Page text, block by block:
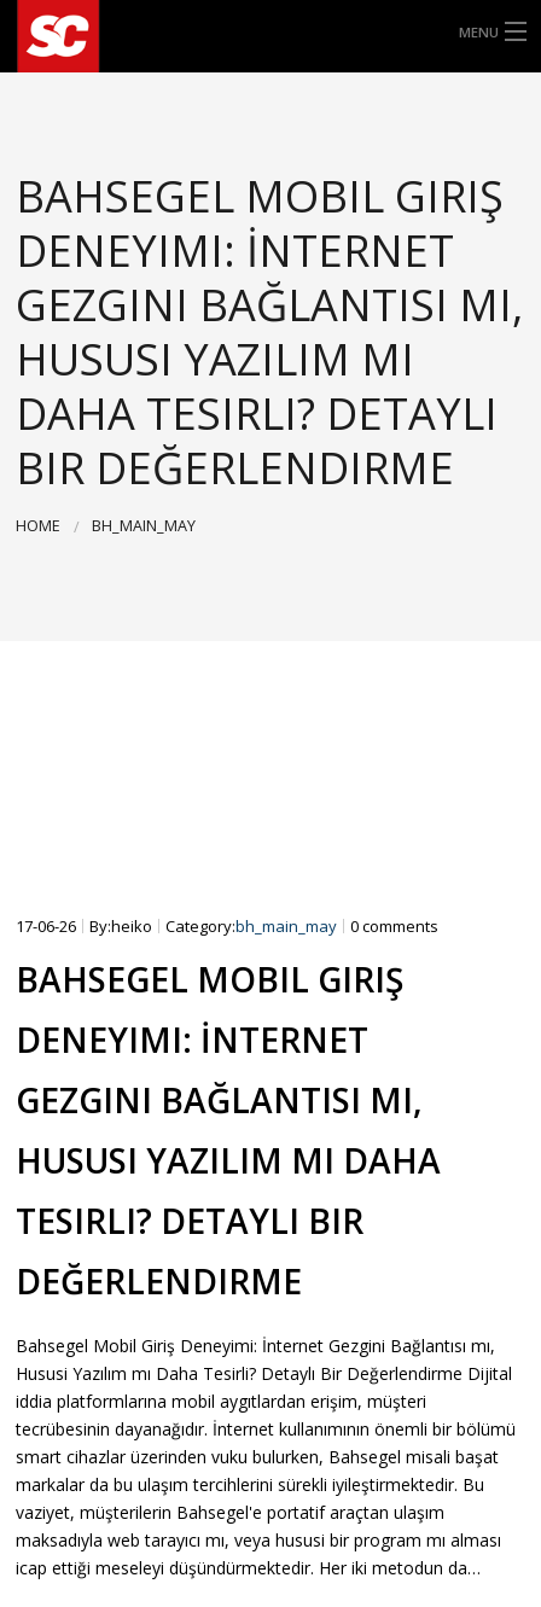
MENU
11″
12″
13″
BAHSEGEL MOBIL GIRIŞ
DENEYIMI: İNTERNET
GEZGINI BAĞLANTISI MI,
HUSUSI YAZILIM MI
DAHA TESIRLI? DETAYLI
BIR DEĞERLENDIRME
HOME BH_MAIN_MAY
17-06-26 By:heiko Category:bh_main_may 0 comments
BAHSEGEL MOBIL GIRIŞ
DENEYIMI: İNTERNET
GEZGINI BAĞLANTISI MI,
HUSUSI YAZILIM MI DAHA
TESIRLI? DETAYLI BIR
DEĞERLENDIRME
Bahsegel Mobil Giriş Deneyimi: İnternet Gezgini Bağlantısı mı,
Hususi Yazılım mı Daha Tesirli? Detaylı Bir Değerlendirme Dijital
iddia platformlarına mobil aygıtlardan erişim, müşteri
tecrübesinin dayanağıdır. İnternet kullanımının önemli bir bölümü
smart cihazlar üzerinden vuku bulurken, Bahsegel misali başat
markalar da bu ulaşım tercihlerini sürekli iyileştirmektedir. Bu
vaziyet, müşterilerin Bahsegel'e portatif araçtan ulaşım
maksadıyla web tarayıcı mı, veya hususi bir program mı alması
icap ettiği meseleyi düşündürmektedir. Her iki metodun da…